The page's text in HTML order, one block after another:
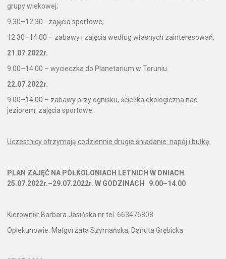
grupy wiekowej;
9.30–12.30 - zajęcia sportowe;
12.30–14.00 – zabawy i zajęcia według własnych zainteresowań.
21.07.2022r.
9.00–14.00 – wycieczka do Planetarium w Toruniu.
22.07.2022r.
9.00–14.00 – zabawy przy ognisku, ścieżka ekologiczna nad
jeziorem, zajęcia sportowe.
Uczestnicy otrzymają codziennie drugie śniadanie: napój i bułkę.
PLAN ZAJĘĆ NA PÓŁKOLONIACH LETNICH W DNIACH
25.07.2022r.–29.07.2022r. W GODZINACH 9.00–14.00
Kierownik: Barbara Jasińska nr tel. 663476808
Opiekunowie: Małgorzata Szymańska, Danuta Grębicka